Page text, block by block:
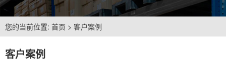
您的当前位置: 首页 > 客户案例
客户案例